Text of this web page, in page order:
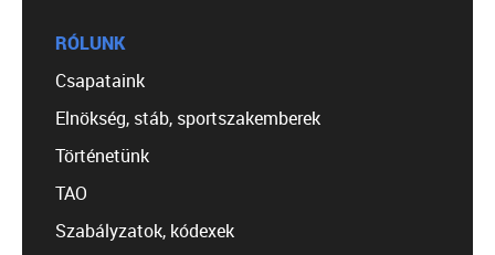
RÓLUNK
Csapataink
Elnökség, stáb, sportszakemberek
Történetünk
TAO
Szabályzatok, kódexek